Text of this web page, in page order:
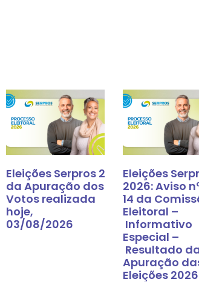
Eleições Serpros 2026: Resultado
da Apuração dos
Votos realizada
hoje,
03/08/2026
Eleições
2026: Aviso
14 da
Eleitoral –
Informativo
Especial –
Resultado
Apuração
Eleições 2026